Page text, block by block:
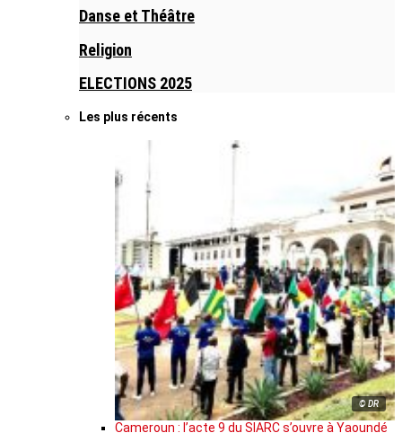
Danse et Théâtre
Religion
ELECTIONS 2025
Les plus récents
© DR
Cameroun : l’acte 9 du SIARC s’ouvre à Yaoundé